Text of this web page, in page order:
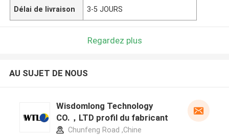
Délai de livraison 3-5 JOURS
Regardez plus
AU SUJET DE NOUS
Wisdomlong Technology
CO.，LTD profil du fabricant
Chunfeng Road ,Chine